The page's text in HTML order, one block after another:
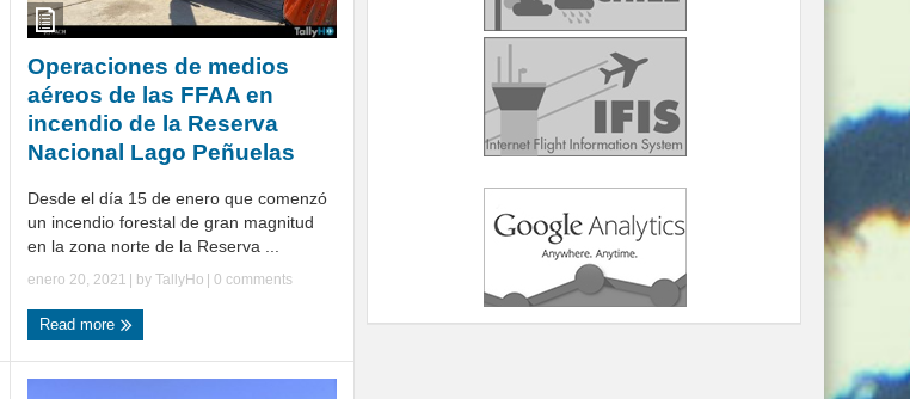
Operaciones de medios
aéreos de las FFAA en
incendio de la Reserva
Nacional Lago Peñuelas
Desde el día 15 de enero que comenzó
un incendio forestal de gran magnitud
en la zona norte de la Reserva ...
enero 20, 2021 | by TallyHo | 0 comments
Read more